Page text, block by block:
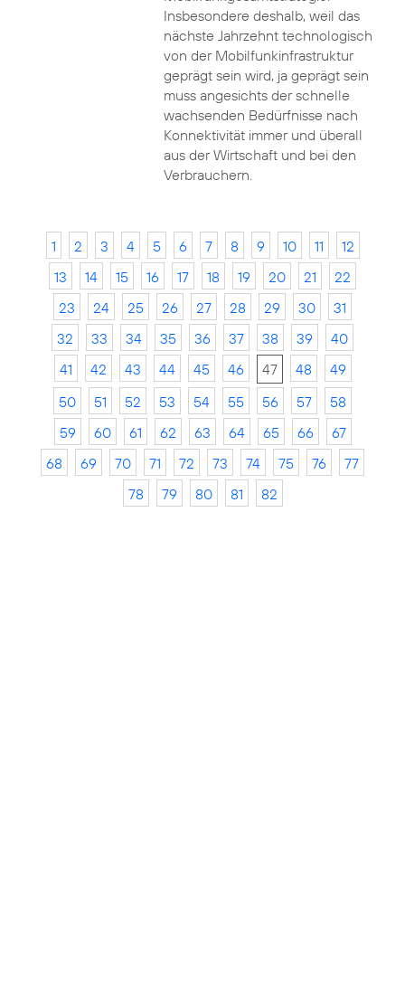
Insbesondere deshalb, weil das
nächste Jahrzehnt technologisch
von der Mobilfunkinfrastruktur
geprägt sein wird, ja geprägt sein
muss angesichts der schnelle
wachsenden Bedürfnisse nach
Konnektivität immer und überall
aus der Wirtschaft und bei den
Verbrauchern.
1 2 3 4 5 6 7 8 9 10 11
12
13
14 15 16 17 18 19 20 21
22
23
24 25 26 27 28 29 30
31
32
33 34 35 36 37 38 39
40
41
42 43 44 45 46 47 48
49
50
51 52 53 54 55 56 57
58
59
60 61 62 63 64 65 66
67
68
69 70 71 72 73 74 75 76
77
78
79 80 81 82